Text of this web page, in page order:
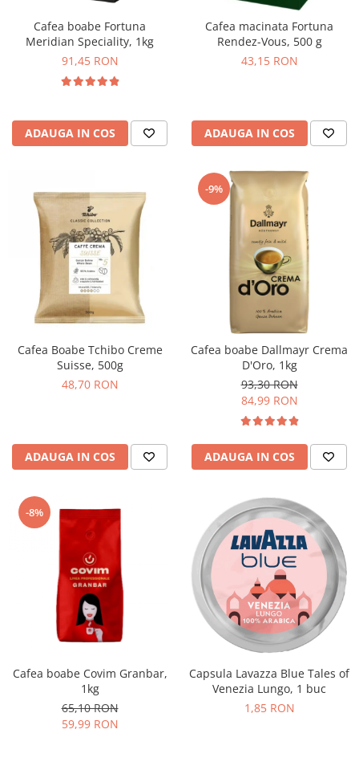
Cafea boabe Fortuna
Meridian Speciality, 1kg
91,45 RON
ADAUGA IN COS
Cafea macinata Fortuna
Rendez-Vous, 500 g
43,15 RON
ADAUGA IN COS
Cafea Boabe Tchibo Creme
Suisse, 500g
48,70 RON
ADAUGA IN COS
-9%
Cafea boabe Dallmayr Crema
D'Oro, 1kg
93,30 RON
84,99 RON
ADAUGA IN COS
-8%
Cafea boabe Covim Granbar,
1kg
65,10 RON
59,99 RON
Capsula Lavazza Blue Tales of
Venezia Lungo, 1 buc
1,85 RON